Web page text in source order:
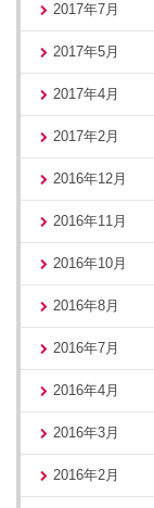
2017年7月
2017年5月
2017年4月
2017年2月
2016年12月
2016年11月
2016年10月
2016年8月
2016年7月
2016年4月
2016年3月
2016年2月